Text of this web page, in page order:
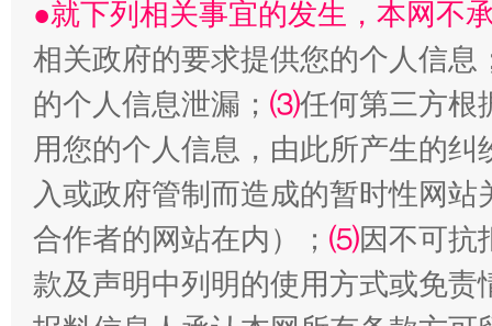
受贿1.44亿！段成刚被判无期 从幼
●就下列相关事宜的发生，本网不
相关政府的要求提供您的个人信息
的个人信息泄漏； ⑶任何第三方根
用您的个人信息，由此所产生的纠
入或政府管制而造成的暂时性网
合作者的网站在内）； ⑸因不可抗
款及声明中列明的使用方式或免责